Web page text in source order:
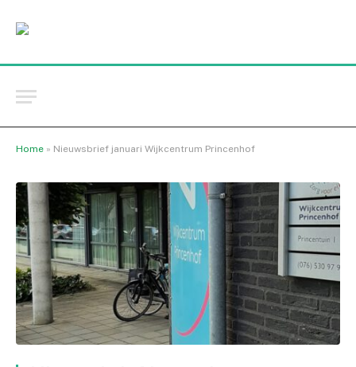
Home » Nieuwsbrief januari Wijkcentrum Princenhof